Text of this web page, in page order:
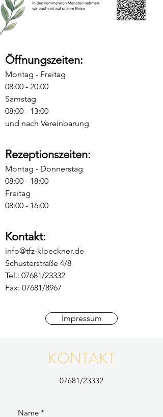
Öffnungszeiten:
Montag - Freitag
08:00 - 20:00
Samstag
08:00 - 13:00
und nach Vereinbarung
Rezeptionszeiten:
Montag - Donnerstag
08:00 - 18:00
Freitag
08:00 - 16:00
Kontakt:
info@tfz-kloeckner.de
Schusterstraße 4/8
Tel.: 07681/23332
Fax: 07681/8967
Impressum
KONTAKT
07681/23332